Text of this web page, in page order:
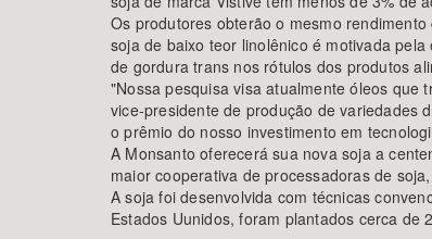
Os produtores obterão o mesmo
soja de baixo teor linolênico é motivada
de gordura trans nos rótulos dos produtos
"Nossa pesquisa visa atualmente óleos que
vice-presidente de produção de variedades
o prêmio do nosso investimento em
A Monsanto oferecerá sua nova soja a
maior cooperativa de processadoras de
A soja foi desenvolvida com técnicas
Estados Uunidos, foram plantados cerca de